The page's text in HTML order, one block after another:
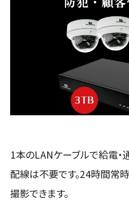
1本のLANケーブルで給電・
配線は不要です。24時間常
撮影できます。